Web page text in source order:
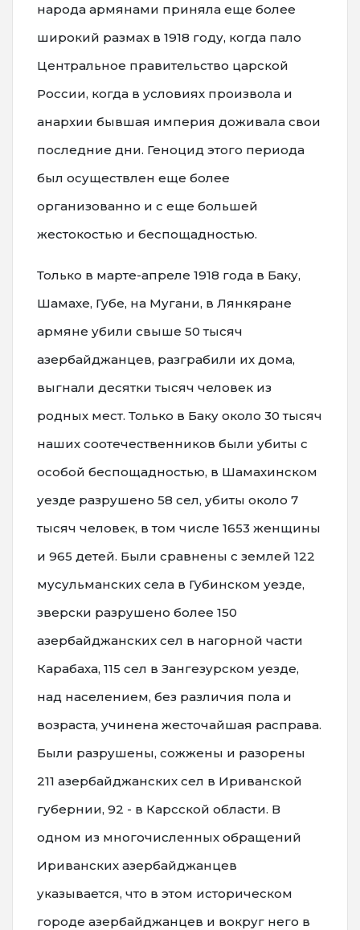
народа армянами приняла еще более
широкий размах в 1918 году, когда пало
Центральное правительство царской
России, когда в условиях произвола и
анархии бывшая империя доживала свои
последние дни. Геноцид этого периода
был осуществлен еще более
организованно и с еще большей
жестокостью и беспощадностью.
Только в марте-апреле 1918 года в Баку,
Шамахе, Губе, на Мугани, в Лянкяране
армяне убили свыше 50 тысяч
азербайджанцев, разграбили их дома,
выгнали десятки тысяч человек из
родных мест. Только в Баку около 30 тысяч
наших соотечественников были убиты с
особой беспощадностью, в Шамахинском
уезде разрушено 58 сел, убиты около 7
тысяч человек, в том числе 1653 женщины
и 965 детей. Были сравнены с землей 122
мусульманских села в Губинском уезде,
зверски разрушено более 150
азербайджанских сел в нагорной части
Карабаха, 115 сел в Зангезурском уезде,
над населением, без различия пола и
возраста, учинена жесточайшая расправа.
Были разрушены, сожжены и разорены
211 азербайджанских сел в Ириванской
губернии, 92 - в Карсской области. В
одном из многочисленных обращений
Ириванских азербайджанцев
указывается, что в этом историческом
городе азербайджанцев и вокруг него в